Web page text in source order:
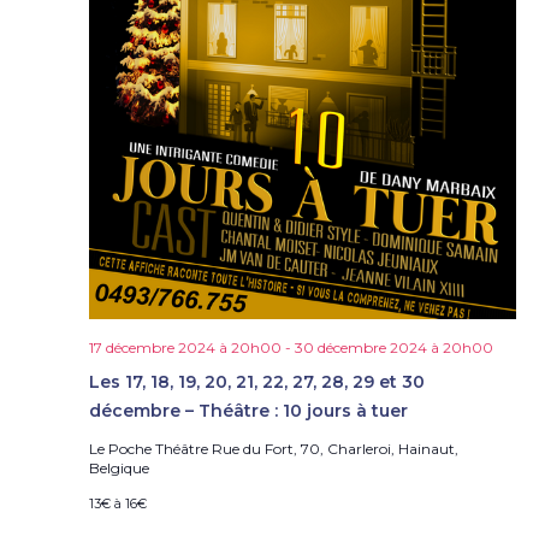
Les 17, 18, 19, 20, 21, 22, 27, 28, 29 et 30
décembre – Théâtre : 10 jours à tuer
17 décembre 2024 à 20h00 - 30 décembre 2024 à 20h00
Le Poche Théâtre Rue du Fort, 70, Charleroi, Hainaut,
Belgique
13€ à 16€